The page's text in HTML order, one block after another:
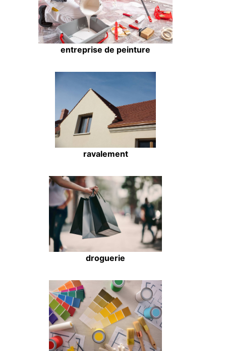
entreprise de peinture
ravalement
droguerie